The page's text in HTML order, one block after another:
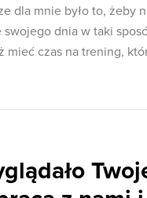
dla mnie było to, żeby
swojego dnia w taki
mieć czas na trening,